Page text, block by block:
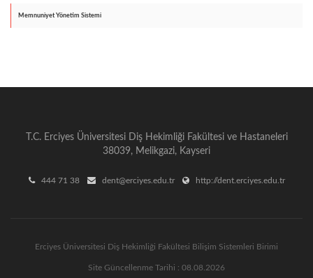
Memnuniyet Yönetim Sistemi
T.C. Erciyes Üniversitesi Diş Hekimliği Fakültesi ve Hastaneleri
38039, Melikgazi, Kayseri
444 71 38 dent@erciyes.edu.tr http://dent.erciyes.edu.tr
Erciyes Üniversitesi Diş Hekimliği Fakültesi Bilişim Sistemleri Birimi
Site Güncellenme Tarihi : 08.08.2026